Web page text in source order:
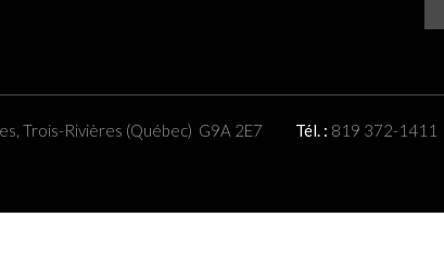
Trois-Rivières (Québec) G9A 2E7 Tél. : 819 372-1411